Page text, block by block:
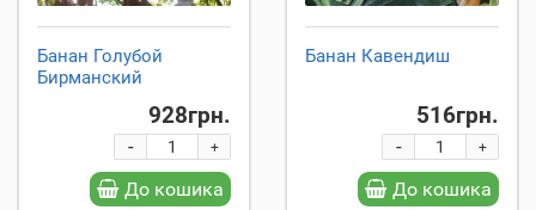
Банан Голубой
Бирманский
928грн.
+
-
До кошика
Банан Кавендиш
516грн.
+
-
До кошика